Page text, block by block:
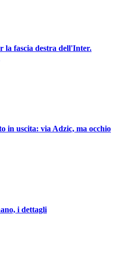
la fascia destra dell'Inter.
in uscita: via Adzic, ma occhio
i dettagli